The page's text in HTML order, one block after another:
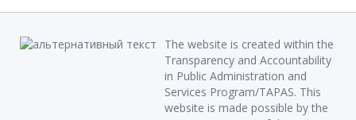
The website is created within the
Transparency and Accountability
in Public Administration and
Services Program/TAPAS. This
website is made possible by the